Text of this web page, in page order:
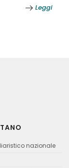
Leggi
nazionale